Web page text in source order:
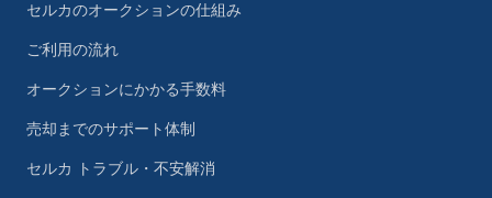
セルカのオークションの仕組み
ご利用の流れ
オークションにかかる手数料
売却までのサポート体制
セルカ トラブル・不安解消